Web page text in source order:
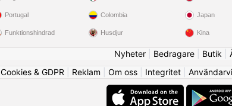
Portugal
Funktionshindrad
Colombia
Husdjur
Japan
Kina
Nyheter| Bedragare| Butik
Cookies & GDPR
Reklam Om oss Integritet